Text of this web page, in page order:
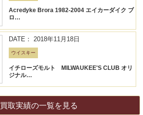
Acredyke Brora 1982-2004 エイカーダイク ブ
ロ…
DATE： 2018年11月18日
ウイスキー
イチローズモルト MILWAUKEE'S CLUB オリ
ジナル…
買取実績の一覧を見る